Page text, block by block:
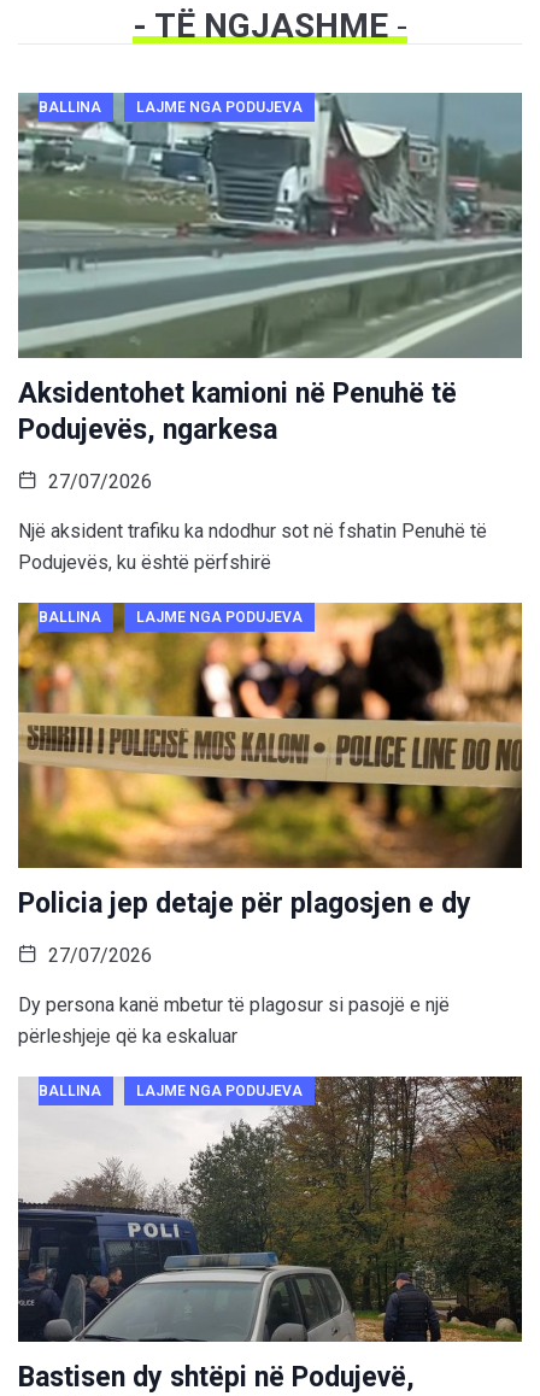
- TË NGJASHME-
BALLINA LAJME NGA PODUJEVA
Aksidentohet kamioni në Penuhë të
Podujevës, ngarkesa
27/07/2026
Një aksident trafiku ka ndodhur sot në fshatin Penuhë të
Podujevës, ku është përfshirë
BALLINA LAJME NGA PODUJEVA
Policia jep detaje për plagosjen e dy
27/07/2026
Dy persona kanë mbetur të plagosur si pasojë e një
përleshjeje që ka eskaluar
BALLINA LAJME NGA PODUJEVA
Bastisen dy shtëpi në Podujevë,